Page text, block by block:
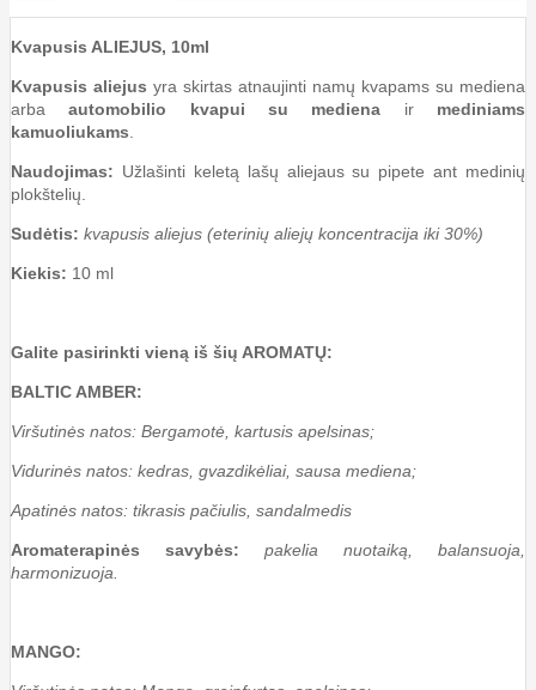
Kvapusis ALIEJUS, 10ml
Kvapusis aliejus yra skirtas atnaujinti namų kvapams su mediena
arbaautomobilio kvapui su mediena ir mediniams
kamuoliukams
Naudojimas: Užlašinti keletą lašų aliejaus su pipete ant medinių
plokštelių.
Sudėtis: kvapusis aliejus (eterinių aliejų koncentracija iki 30%)
Kiekis: 10 ml
Galite pasirinkti vieną iš šių AROMATŲ:
BALTIC AMBER:
Viršutinės natos: Bergamotė, kartusis apelsinas;
Vidurinės natos: kedras, gvazdikėliai, sausa mediena;
Apatinės natos: tikrasis pačiulis, sandalmedis
Aromaterapinės savybės: pakelia nuotaiką, balansuoja,
harmonizuoja.
MANGO: